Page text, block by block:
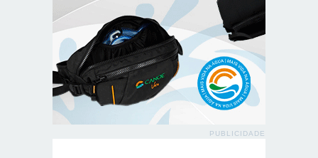
PUBLICIDADE